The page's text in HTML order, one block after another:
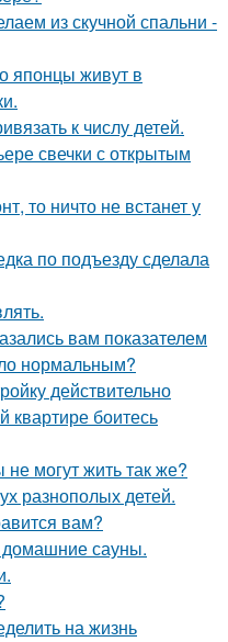
из скучной спальни -
японцы живут в
к числу детей.
свечки с открытым
то ничто не встанет у
по подъезду сделала
вам показателем
нормальным?
действительно
квартире боитесь
могут жить так же?
разнополых детей.
вам?
домашние сауны.
на жизнь